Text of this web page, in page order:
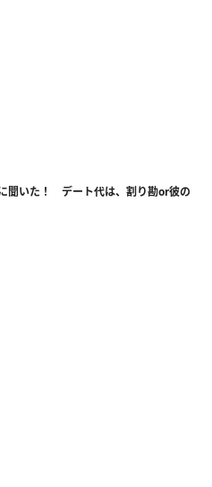
聞いた！ デート代は、割り勘or彼の